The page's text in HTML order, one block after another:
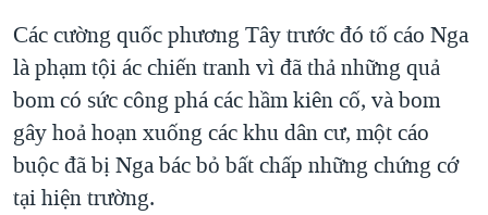
Các cường quốc phương Tây trước đó tố cáo Nga
là phạm tội ác chiến tranh vì đã thả những quả
bom có sức công phá các hầm kiên cố, và bom
gây hoả hoạn xuống các khu dân cư, một cáo
buộc đã bị Nga bác bỏ bất chấp những chứng cớ
tại hiện trường.